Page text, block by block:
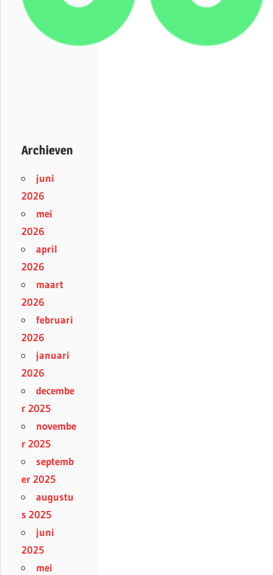
Archieven
juni
2026
mei
2026
april
2026
maart
2026
februari
2026
januari
2026
decembe
r 2025
novembe
r 2025
septemb
er 2025
augustu
s 2025
juni
2025
mei